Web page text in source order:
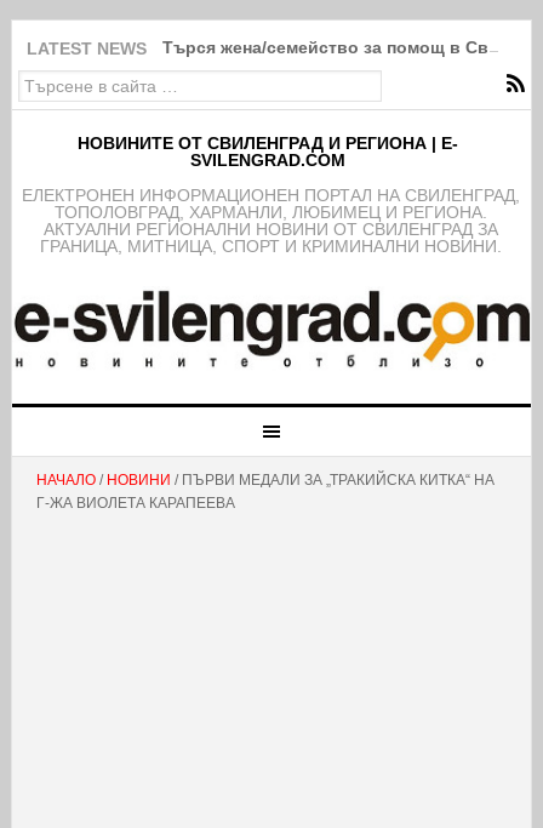
LATEST NEWS Търся жена/семейство за помощ в
НОВИНИТЕ ОТ СВИЛЕНГРАД И РЕГИОНА | E-
SVILENGRAD.COM
EЛЕКТРОНЕН ИНФОРМАЦИОНЕН ПОРТАЛ НА СВИЛЕНГРАД,
ТОПОЛОВГРАД, ХАРМАНЛИ, ЛЮБИМЕЦ И РЕГИОНА.
АКТУАЛНИ РЕГИОНАЛНИ НОВИНИ ОТ СВИЛЕНГРАД ЗА
ГРАНИЦА, МИТНИЦА, СПОРТ И КРИМИНАЛНИ НОВИНИ.
НАЧАЛО/ НОВИНИ / ПЪРВИ МЕДАЛИ ЗА „ТРАКИЙСКА КИТКА“ НА
Г-ЖА ВИОЛЕТА КАРАПЕЕВА